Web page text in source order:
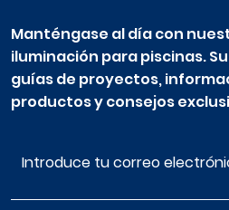
Manténgase al día con
iluminación para piscinas.
guías de proyectos,
productos y consejos